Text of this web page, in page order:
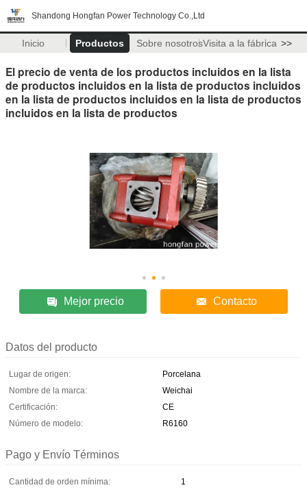
Shandong Hongfan Power Technology Co.,Ltd
Inicio Productos Sobre nosotrosVisita a la fábrica >>
El precio de venta de los productos incluidos en la lista
de productos incluidos en la lista de productos incluidos
en la lista de productos incluidos en la lista de productos
incluidos en la lista de productos
Mejor precio Contacto
Datos del producto
Lugar de origen:
Porcelana
Nombre de la marca:
Weichai
Certificación:
CE
Número de modelo:
R6160
Pago y Envío Términos
Cantidad de orden mínima:
1